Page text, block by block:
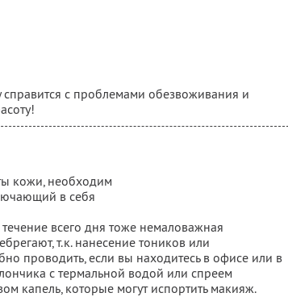
с проблемами обезвоживания и
кожи, необходим
в себя
всего дня тоже немаловажная
т.к. нанесение тоников или
проводить, если вы находитесь в офисе или в
с термальной водой или спреем
капель, которые могут испортить макияж.